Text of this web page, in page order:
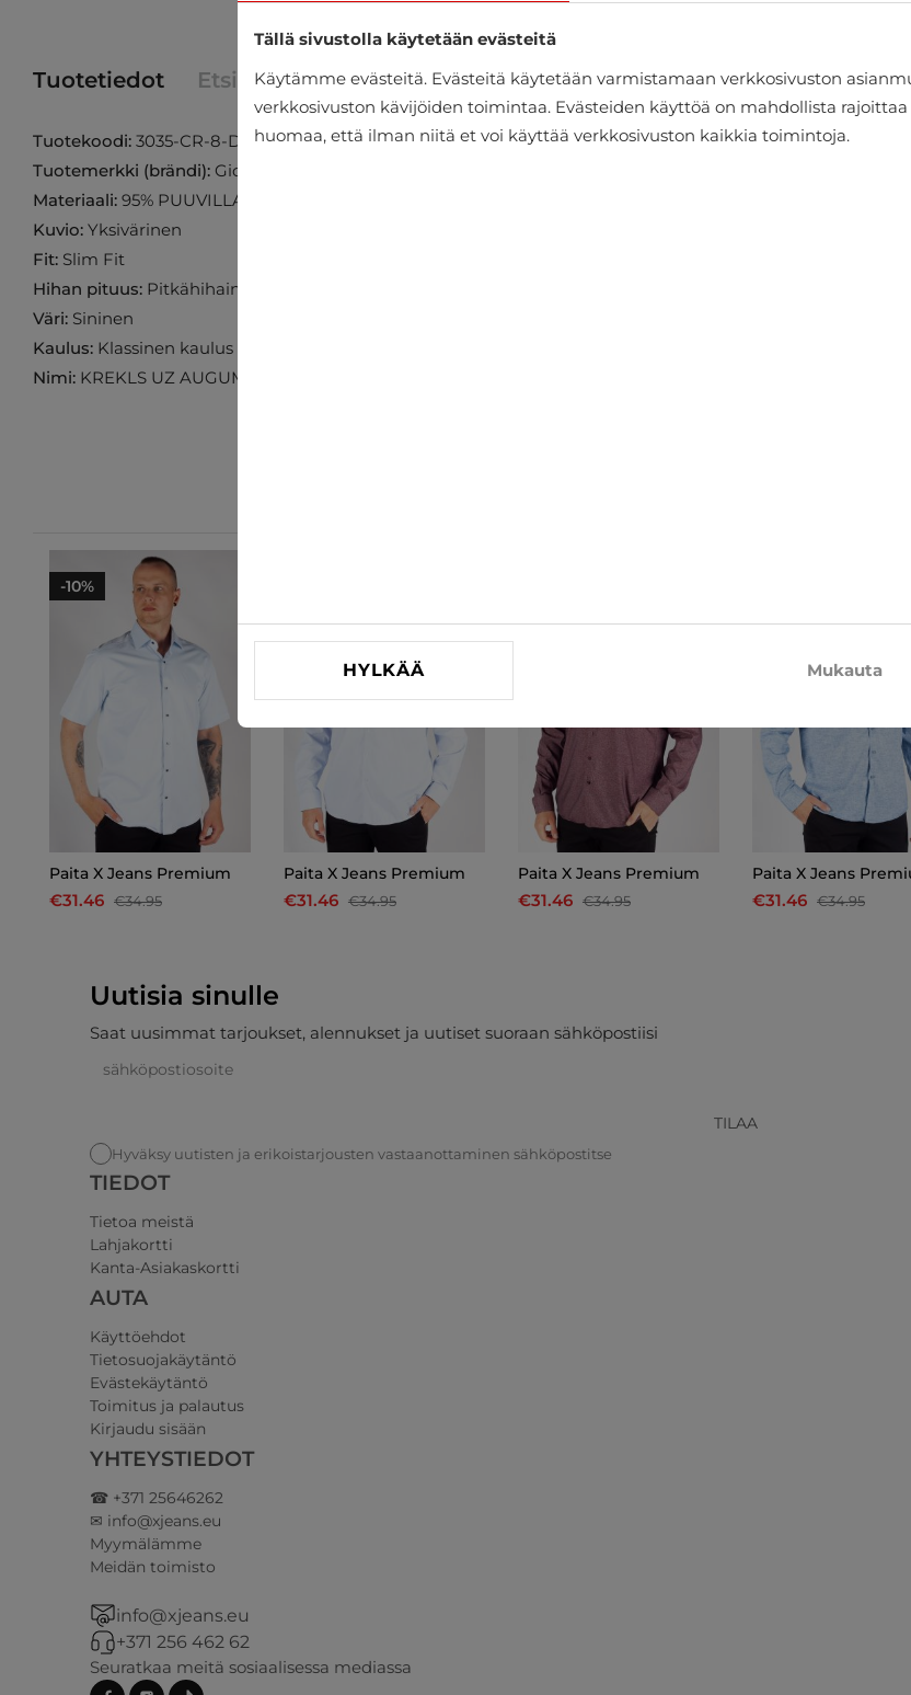
Tuotetiedot Etsi tuote myymälästä
Tuotekoodi: 3035-CR-8-DROP-SATIN-009
Tuotemerkki (brändi): Giovanni Fratteli
Materiaali: 95% PUUVILLA 5% ELASTAANI
Kuvio: Yksivärinen
Fit: Slim Fit
Hihan pituus: Pitkähihainen
Väri: Sininen
Kaulus: Klassinen kaulus
Nimi: KREKLS UZ AUGUMU 190-205 cm
-10%
Paita X Jeans Premium
€31.46 €34.95
Paita X Jeans Premium
€31.46 €34.95
Paita X Jeans Premium
€31.46 €34.95
Paita X Jeans
€31.46 €34.95
Uutisia sinulle
Saat uusimmat tarjoukset, alennukset ja uutiset suoraan sähköpostiisi
TILAA
Hyväksy uutisten ja erikoistarjousten vastaanottaminen sähköpostitse
TIEDOT
Tietoa meistä
Lahjakortti
Kanta-Asiakaskortti
AUTA
Käyttöehdot
Tietosuojakäytäntö
Evästekäytäntö
Toimitus ja palautus
Kirjaudu sisään
YHTEYSTIEDOT
☎ +371 25646262
✉ info@xjeans.eu
Myymälämme
Meidän toimisto
info@xjeans.eu
+371 256 462 62
Seuratkaa meitä sosiaalisessa mediassa
Tällä sivustolla käytetään evästeitä
Käytämme evästeitä. Evästeitä käytetään varmistamaan verkkosivuston
verkkosivuston kävijöiden toimintaa. Evästeiden käyttöä on mahdollista
huomaa, että ilman niitä et voi käyttää verkkosivuston kaikkia toimintoja.
HYLKÄÄ Mukauta